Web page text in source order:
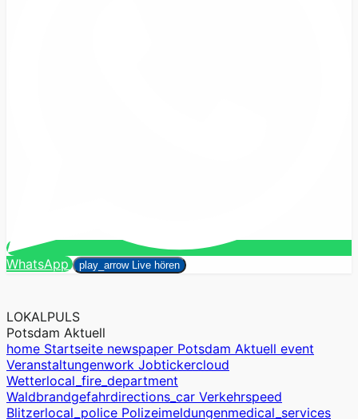
WhatsApp play_arrow Live hören
Suchen
close
LOKALPULS
Potsdam Aktuell
home Startseite newspaper Potsdam Aktuell event
Veranstaltungenwork Jobtickercloud
Wetterlocal_fire_department
Waldbrandgefahrdirections_car Verkehrspeed
Blitzerlocal_police Polizeimeldungenmedical_services